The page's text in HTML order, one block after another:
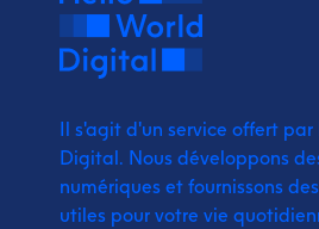
Il s'agit d'un service offert par
Digital. Nous développons
numériques et fournissons
utiles pour votre vie